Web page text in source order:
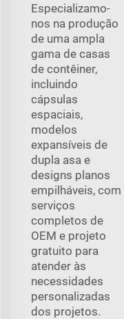
Especializamo-
nos na produção
de uma ampla
gama de casas
de contêiner,
incluindo
cápsulas
espaciais,
modelos
expansíveis de
dupla asa e
designs planos
empilháveis, com
serviços
completos de
OEM e projeto
gratuito para
atender às
necessidades
personalizadas
dos projetos.